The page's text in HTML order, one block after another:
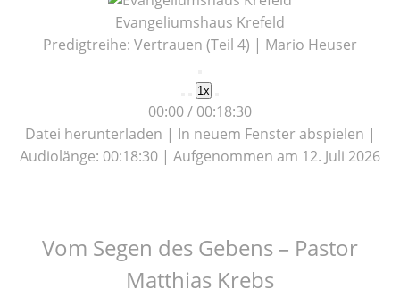
Evangeliumshaus Krefeld
Predigtreihe: Vertrauen (Teil 4) | Mario Heuser
Episode
1x
00:00/ 00:18:30
Datei herunterladen | In neuem Fenster abspielen |
Audiolänge: 00:18:30 | Aufgenommen am 12. Juli 2026
Vom Segen des Gebens – Pastor
Matthias Krebs